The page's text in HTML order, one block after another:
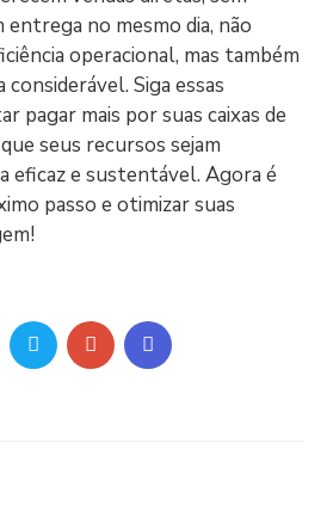
entrega no mesmo dia, não
operacional, mas também
Siga essas
pagar mais por suas caixas de
seus recursos sejam
eficaz e sustentável. Agora é
passo e otimizar suas